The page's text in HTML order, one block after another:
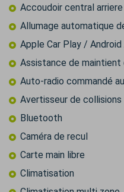
Accoudoir central arriere
Allumage automatique
Apple Car Play /
Assistance de
Auto-radio commandé
Avertisseur de collisions
Bluetooth
Caméra de recul
Carte main libre
Climatisation